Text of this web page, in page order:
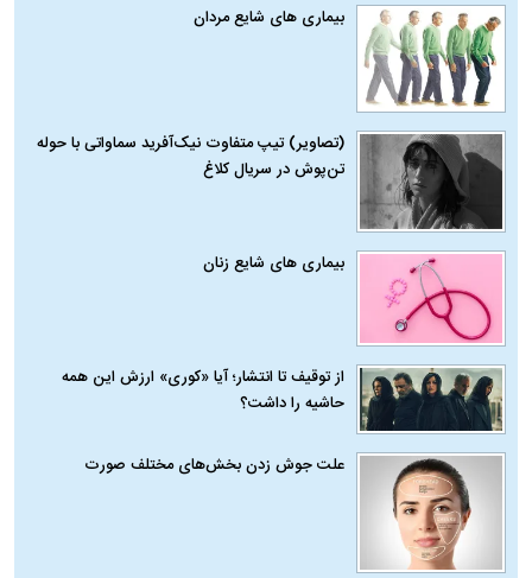
بیماری‌ های شایع مردان
(تصاویر) تیپ متفاوت نیک‌آفرید سماواتی با حوله
تن‌پوش در سریال کلاغ
بیماری‌ های شایع زنان
از توقیف تا انتشار؛ آیا «کوری» ارزش این همه
حاشیه را داشت؟
علت جوش زدن بخش‌های مختلف صورت